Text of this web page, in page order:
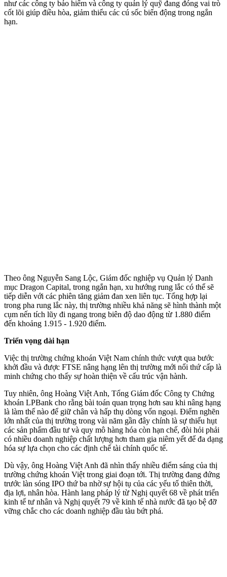
như các công ty bảo hiểm và công ty quản lý quỹ đang đóng vai trò
cốt lõi giúp điều hòa, giảm thiểu các cú sốc biến động trong ngắn
hạn.
Theo ông Nguyễn Sang Lộc, Giám đốc nghiệp vụ Quản lý Danh
mục Dragon Capital, trong ngắn hạn, xu hướng rung lắc có thể sẽ
tiếp diễn với các phiên tăng giảm đan xen liên tục. Tổng hợp lại
trong pha rung lắc này, thị trường nhiều khả năng sẽ hình thành một
cụm nến tích lũy đi ngang trong biên độ dao động từ 1.880 điểm
đến khoảng 1.915 - 1.920 điểm.
Triển vọng dài hạn
Việc thị trường chứng khoán Việt Nam chính thức vượt qua bước
khởi đầu và được FTSE nâng hạng lên thị trường mới nổi thứ cấp là
minh chứng cho thấy sự hoàn thiện về cấu trúc vận hành.
Tuy nhiên, ông Hoàng Việt Anh, Tổng Giám đốc Công ty Chứng
khoán LPBank cho rằng bài toán quan trọng hơn sau khi nâng hạng
là làm thế nào để giữ chân và hấp thụ dòng vốn ngoại. Điểm nghẽn
lớn nhất của thị trường trong vài năm gần đây chính là sự thiếu hụt
các sản phẩm đầu tư và quy mô hàng hóa còn hạn chế, đòi hỏi phải
có nhiều doanh nghiệp chất lượng hơn tham gia niêm yết để đa dạng
hóa sự lựa chọn cho các định chế tài chính quốc tế.
Dù vậy, ông Hoàng Việt Anh đã nhìn thấy nhiều điểm sáng của thị
trường chứng khoán Việt trong giai đoạn tới. Thị trường đang đứng
trước làn sóng IPO thứ ba nhờ sự hội tụ của các yếu tố thiên thời,
địa lợi, nhân hòa. Hành lang pháp lý từ Nghị quyết 68 về phát triển
kinh tế tư nhân và Nghị quyết 79 về kinh tế nhà nước đã tạo bệ đỡ
vững chắc cho các doanh nghiệp đầu tàu bứt phá.